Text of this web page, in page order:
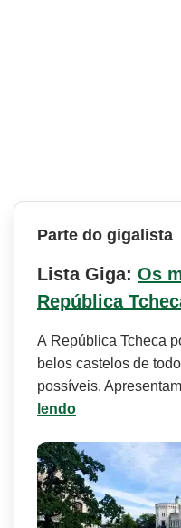
Parte do gigalista
Lista Giga: Os
República
A República Tcheca
belos castelos de
possíveis.
lendo